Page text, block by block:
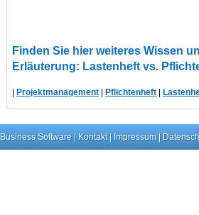
Finden Sie hier weiteres Wissen
Erläuterung: Lastenheft vs.
| Projektmanagement | Pflichtenheft |
Business Software| Kontakt| Impressum|